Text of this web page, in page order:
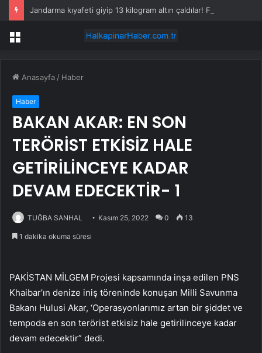
Menü
Anasayfa / Haber
Haber
BAKAN AKAR: EN SON
TERÖRİST ETKİSİZ HALE
GETİRİLİNCEYE KADAR
DEVAM EDECEKTİR- 1
TUĞBA SANHAL Kasım 25, 2022 0 13
1 dakika okuma süresi
PAKİSTAN MİLGEM Projesi kapsamında inşa edilen PNS
Khaibar’ın denize iniş töreninde konuşan Milli Savunma
Bakanı Hulusi Akar, ‘Operasyonlarımız artan bir şiddet ve
tempoda en son terörist etkisiz hale getirilinceye kadar
devam edecektir” dedi.